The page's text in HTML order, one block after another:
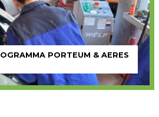
PORTEUM & AERES